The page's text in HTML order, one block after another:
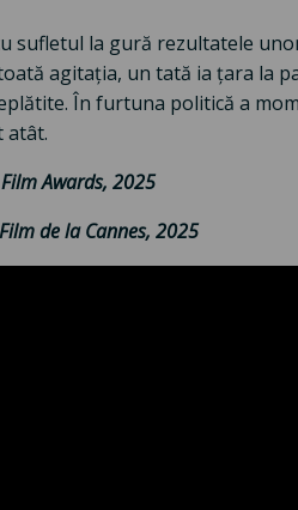
sufletul la gură rezultatele
agitația, un tată ia țara la
În furtuna politică a
atât.
Awards, 2025
de la Cannes, 2025